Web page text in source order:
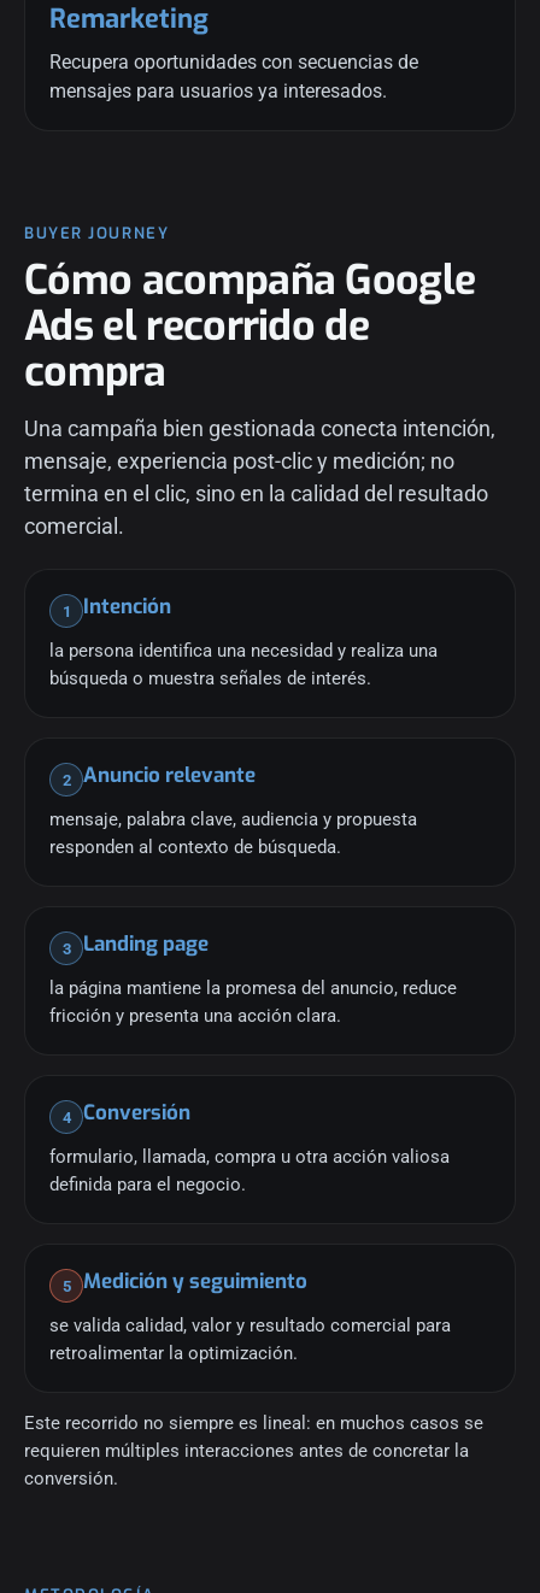
Remarketing
Recupera oportunidades con secuencias de
mensajes para usuarios ya interesados.
BUYER JOURNEY
Cómo acompaña Google
Ads el recorrido de
compra
Una campaña bien gestionada conecta intención,
mensaje, experiencia post-clic y medición; no
termina en el clic, sino en la calidad del resultado
comercial.
1 Intención
la persona identifica una necesidad y realiza una
búsqueda o muestra señales de interés.
2 Anuncio relevante
mensaje, palabra clave, audiencia y propuesta
responden al contexto de búsqueda.
3 Landing page
la página mantiene la promesa del anuncio, reduce
fricción y presenta una acción clara.
4 Conversión
formulario, llamada, compra u otra acción valiosa
definida para el negocio.
5 Medición y seguimiento
se valida calidad, valor y resultado comercial para
retroalimentar la optimización.
Este recorrido no siempre es lineal: en muchos casos se
requieren múltiples interacciones antes de concretar la
conversión.